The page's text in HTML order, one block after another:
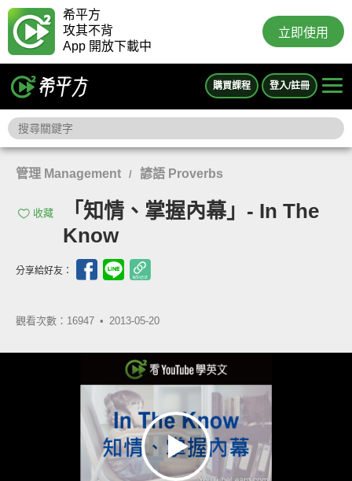
希平方
攻其不背
App 開放下載中
立即使用
購買課程 登入/註冊
管理 Management / 諺語 Proverbs
收藏
「知情、掌握內幕」- In The
Know
分享給好友：
觀看次數：16947 • 2013-05-20